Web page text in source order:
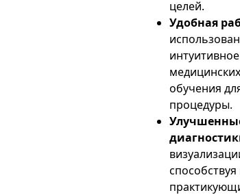
целей.
Удобная
обучения
процедуры.